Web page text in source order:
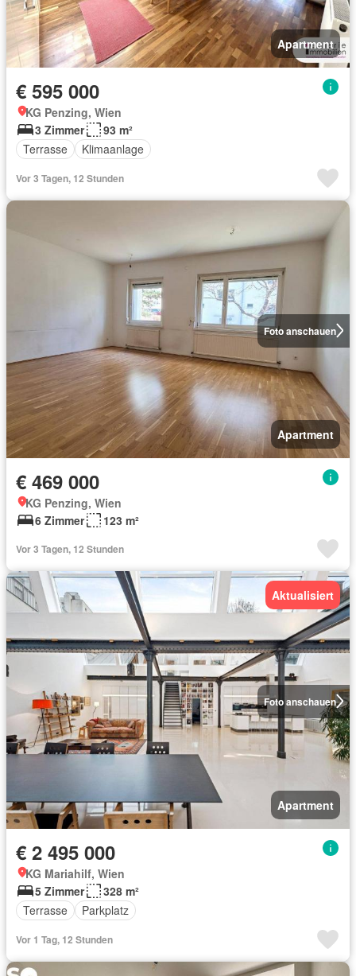
Apartment
€ 595 000
KG Penzing, Wien
3 Zimmer
93 m²
Terrasse
Klimaanlage
Vor 3 Tagen, 12 Stunden
Foto anschauen
Apartment
€ 469 000
KG Penzing, Wien
6 Zimmer
123 m²
Vor 3 Tagen, 12 Stunden
Foto anschauen
Aktualisiert
Apartment
€ 2 495 000
KG Mariahilf, Wien
5 Zimmer
328 m²
Terrasse
Parkplatz
Vor 1 Tag, 12 Stunden